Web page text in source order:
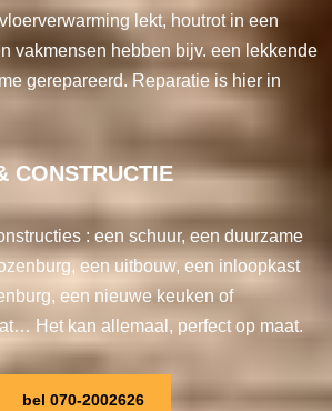
lekt, houtrot in een
vakmensen hebben bijv. een lekkende
gerepareerd. Reparatie is hier in
CONSTRUCTIE
: een schuur, een duurzame
een uitbouw, een inloopkast
een nieuwe keuken of
Het kan allemaal, perfect op maat.
bel 070-2002626